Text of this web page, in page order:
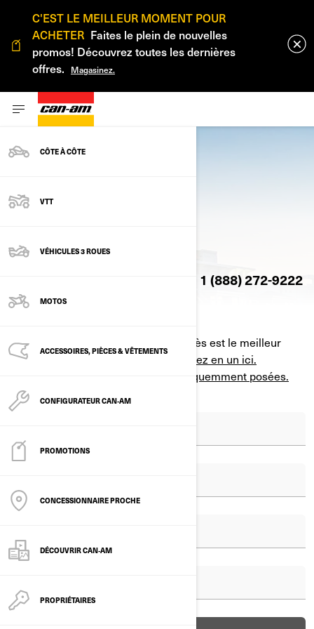
C'EST LE MEILLEUR MOMENT POUR
ACHETER Faites le plein de nouvelles
promos! Découvrez toutes les dernières
offres.
Magasinez.
CÔTE À CÔTE
VTT
VÉHICULES 3 ROUES
MOTOS
ACCESSOIRES, PIÈCES & VÊTEMENTS
CONFIGURATEUR CAN‑AM
PROMOTIONS
CONCESSIONNAIRE PROCHE
DÉCOUVRIR CAN‑AM
PROPRIÉTAIRES
CONTACTEZ-NOUS
Contactez-nous par téléphone: 1 (888) 272-9222
Votre concessionnaire BRP le plus près est le meilleur
pour répondre à vos questions. Trouvez en un ici.
questions les plus fréquemment posées.